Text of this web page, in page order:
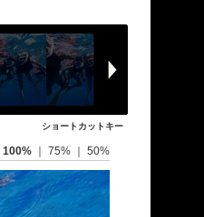
ショートカットキー
100% 75% 50%